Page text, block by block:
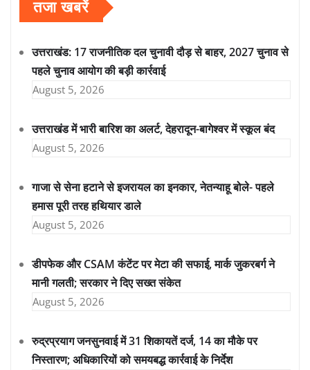
तजा खबरें
उत्तराखंड: 17 राजनीतिक दल चुनावी दौड़ से बाहर, 2027 चुनाव से
पहले चुनाव आयोग की बड़ी कार्रवाई
August 5, 2026
उत्तराखंड में भारी बारिश का अलर्ट, देहरादून-बागेश्वर में स्कूल बंद
August 5, 2026
गाजा से सेना हटाने से इजरायल का इनकार, नेतन्याहू बोले- पहले
हमास पूरी तरह हथियार डाले
August 5, 2026
डीपफेक और CSAM कंटेंट पर मेटा की सफाई, मार्क जुकरबर्ग ने
मानी गलती; सरकार ने दिए सख्त संकेत
August 5, 2026
रुद्रप्रयाग जनसुनवाई में 31 शिकायतें दर्ज, 14 का मौके पर
निस्तारण; अधिकारियों को समयबद्ध कार्रवाई के निर्देश